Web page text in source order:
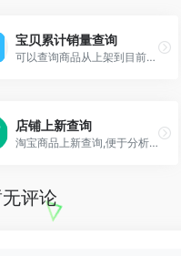
宝贝累计销量查询
可以查询商品从上架到目前一共销售出去多少件商品
店铺上新查询
淘宝商品上新查询,便于分析同行上新情况。
评论